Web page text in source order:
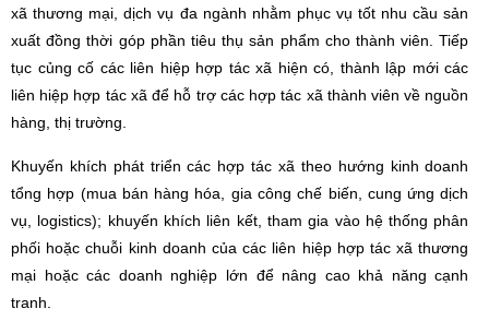
xã thương mại, dịch vụ đa ngành nhằm phục vụ tốt nhu cầu sản
xuất đồng thời góp phần tiêu thụ sản phẩm cho thành viên. Tiếp
tục củng cố các liên hiệp hợp tác xã hiện có, thành lập mới các
liên hiệp hợp tác xã để hỗ trợ các hợp tác xã thành viên về nguồn
hàng, thị trường.
Khuyến khích phát triển các hợp tác xã theo hướng kinh doanh
tổng hợp (mua bán hàng hóa, gia công chế biến, cung ứng dịch
vụ, logistics); khuyến khích liên kết, tham gia vào hệ thống phân
phối hoặc chuỗi kinh doanh của các liên hiệp hợp tác xã thương
mại hoặc các doanh nghiệp lớn để nâng cao khả năng cạnh
tranh.